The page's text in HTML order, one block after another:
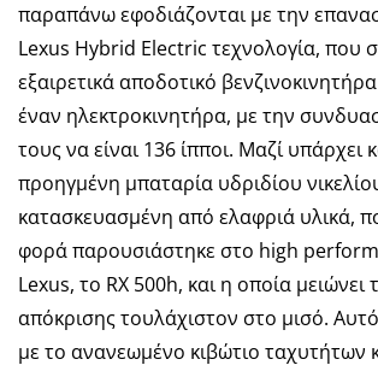
παραπάνω εφοδιάζονται με την
Lexus Hybrid Electric τεχνολογία, που
εξαιρετικά αποδοτικό
έναν ηλεκτροκινητήρα, με την
τους να είναι 136 ίπποι. Μαζί υπάρχει
προηγμένη μπαταρία υδριδίου
κατασκευασμένη από ελαφριά υλικά,
φορά παρουσιάστηκε στο high
Lexus, το RX 500h, και η οποία μειώνει
απόκρισης τουλάχιστον στο μισό.
με το ανανεωμένο κιβώτιο ταχυτήτων